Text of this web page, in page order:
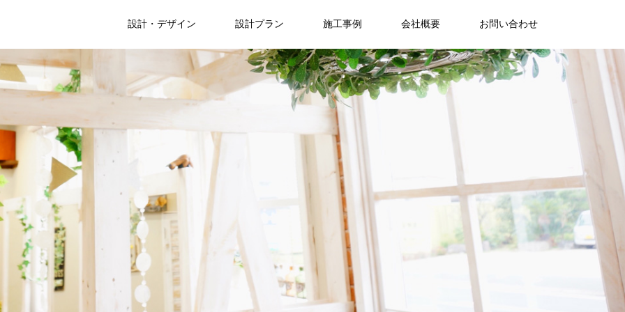
設計・デザイン 設計プラン 施工事例 会社概要 お問い合わせ